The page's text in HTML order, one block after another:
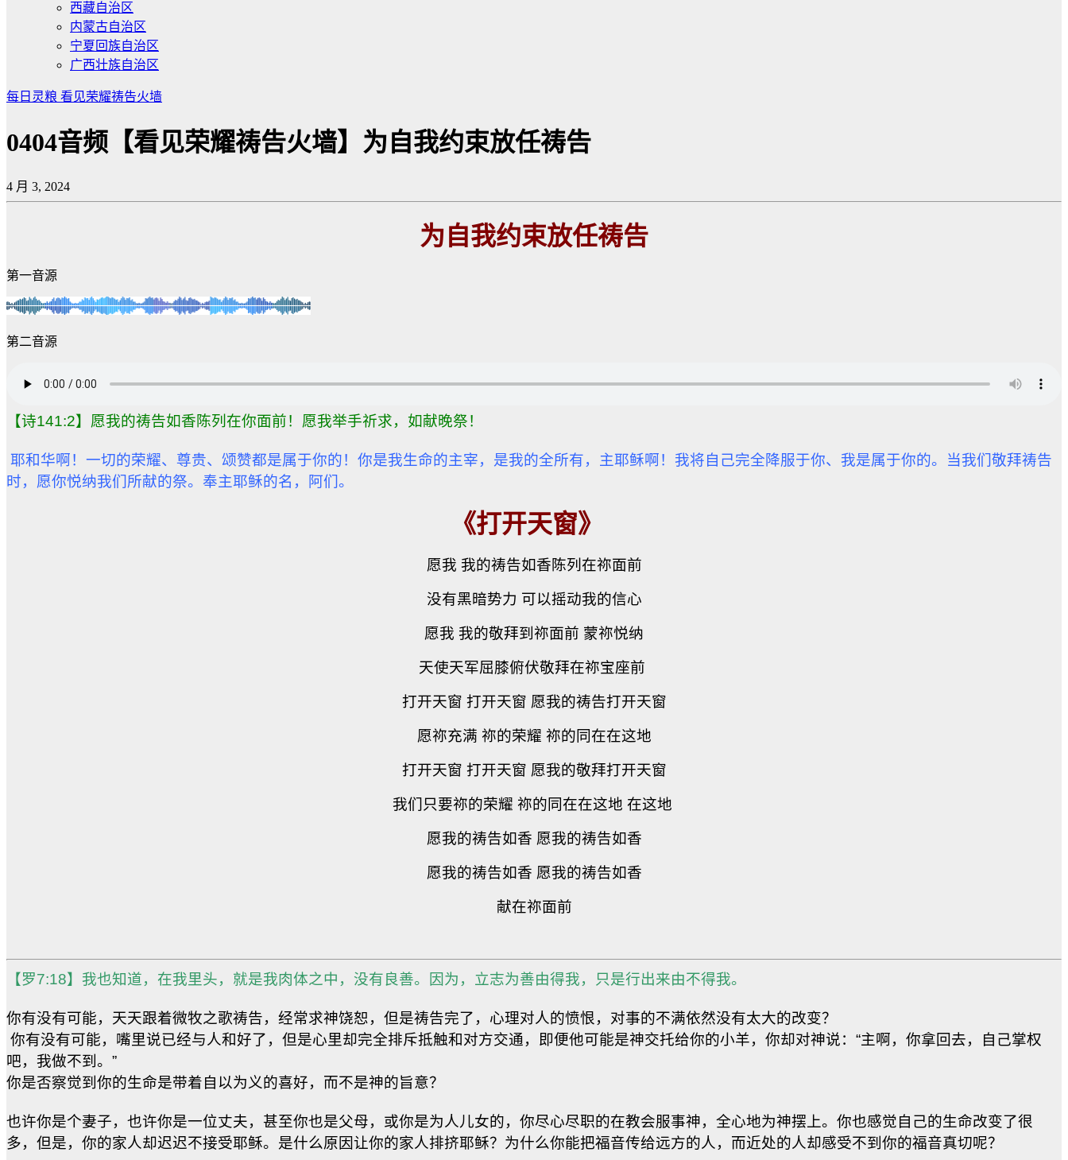
西藏自治区
内蒙古自治区
宁夏回族自治区
广西壮族自治区
每日灵粮 看见荣耀祷告火墙
0404音频【看见荣耀祷告火墙】​为自我约束放任祷告
4 月 3, 2024
为自我约束放任祷告
第一音源
第二音源
【诗141:2】愿我的祷告如香陈列在你面前！愿我举手祈求，如献晚祭！
耶和华啊！一切的荣耀、尊贵、颂赞都是属于你的！你是我生命的主宰，是我的全所有，主耶稣啊！我将自己完全降服于你、我是属于你的。 当我们敬拜祷告
时，愿你悦纳我们所献的祭。奉主耶稣的名，阿们。
《打开天窗》
愿我 我的祷告如香陈列在祢面前
没有黑暗势力 可以摇动我的信心
愿我 我的敬拜到祢面前 蒙祢悦纳
天使天军屈膝俯伏敬拜在祢宝座前
打开天窗 打开天窗 愿我的祷告打开天窗
愿祢充满 祢的荣耀 祢的同在在这地
打开天窗 打开天窗 愿我的敬拜打开天窗
我们只要祢的荣耀 祢的同在在这地 在这地
愿我的祷告如香 愿我的祷告如香
愿我的祷告如香 愿我的祷告如香
献在祢面前
【罗7:18】我也知道，在我里头，就是我肉体之中，没有良善。因为，立志为善由得我，只是行出来由不得我。
你有没有可能，天天跟着微牧之歌祷告，经常求神饶恕，但是祷告完了，心理对人的愤恨，对事的不满依然没有太大的改变？
你有没有可能，嘴里说已经与人和好了，但是心里却完全排斥抵触和对方交通，即便他可能是神交托给你的小羊，你却对神说：“主啊，你拿回去，自己掌权
吧，我做不到。”
你是否察觉到你的生命是带着自以为义的喜好，而不是神的旨意？
也许你是个妻子，也许你是一位丈夫，甚至你也是父母，或你是为人儿女的，你尽心尽职的在教会服事神，全心地为神摆上。你也感觉自己的生命改变了很
多，但是，你的家人却迟迟不接受耶稣。是什么原因让你的家人排挤耶稣？为什么你能把福音传给远方的人，而近处的人却感受不到你的福音真切呢？